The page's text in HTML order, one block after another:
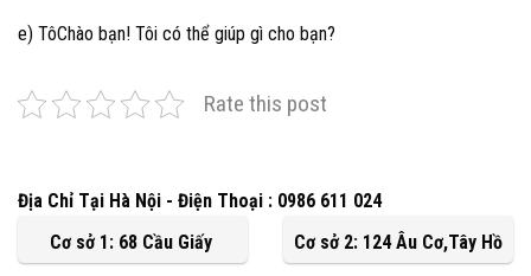
e) TôChào bạn! Tôi có thể giúp gì cho bạn?
Rate this post
Địa Chỉ Tại Hà Nội - Điện Thoại : 0986 611 024
Cơ sở 1: 68 Cầu Giấy
Cơ sở 2: 124 Âu Cơ,Tây Hồ